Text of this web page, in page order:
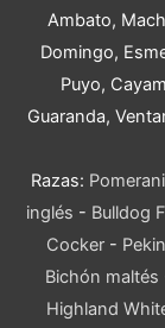
Ambato,
Domingo,
Puyo,
Guaranda,
Razas:
inglés - Bulldog
Cocker -
Bichón maltés
Highland